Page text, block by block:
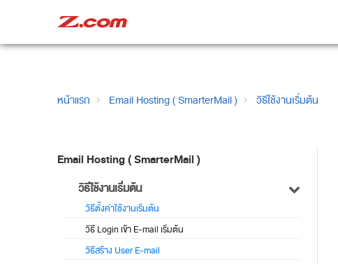
หน้าแรก Email Hosting ( SmarterMail ) วิธีใช้งานเริ่มต้น
Email Hosting ( SmarterMail )
วิธีใช้งานเริ่มต้น
วิธีตั้งค่าใช้งานเริ่มต้น
วิธี Login เข้า E-mail เริ่มต้น
วิธีสร้าง User E-mail